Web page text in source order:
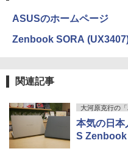
ASUSのホームページ
Zenbook SORA
関連記事
大河原克行の
本気の日
S Zenbook